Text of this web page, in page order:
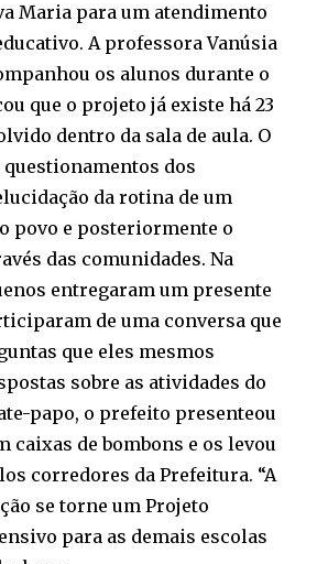
Maria para um atendimento
A professora Vanúsia
os alunos durante o
que o projeto já existe há 23
dentro da sala de aula. O
dos
da rotina de um
povo e posteriormente o
das comunidades. Na
entregaram um presente
de uma conversa que
que eles mesmos
sobre as atividades do
papo, o prefeito presenteou
caixas de bombons e os levou
corredores da Prefeitura. “A
se torne um Projeto
para as demais escolas